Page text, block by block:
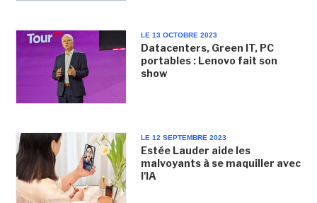
LE 13 OCTOBRE 2023
Datacenters, Green IT, PC
portables : Lenovo fait son
show
LE 12 SEPTEMBRE 2023
Estée Lauder aide les
malvoyants à se maquiller avec
l'IA